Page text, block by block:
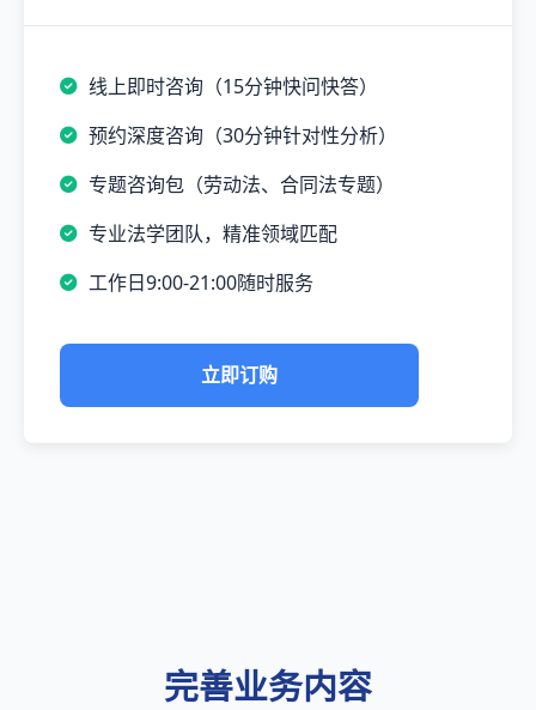
线上即时咨询（15分钟快问快答）
预约深度咨询（30分钟针对性分析）
专题咨询包（劳动法、合同法专题）
专业法学团队，精准领域匹配
工作日9:00-21:00随时服务
立即订购
完善业务内容